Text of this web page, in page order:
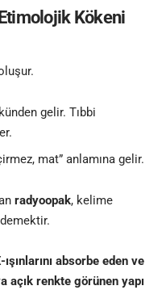
Kökeni
gelir. Tıbbi
mat” anlamına gelir.
radyoopak, kelime
demektir.
ışınlarını absorbe eden ve
açık renkte görünen yapı